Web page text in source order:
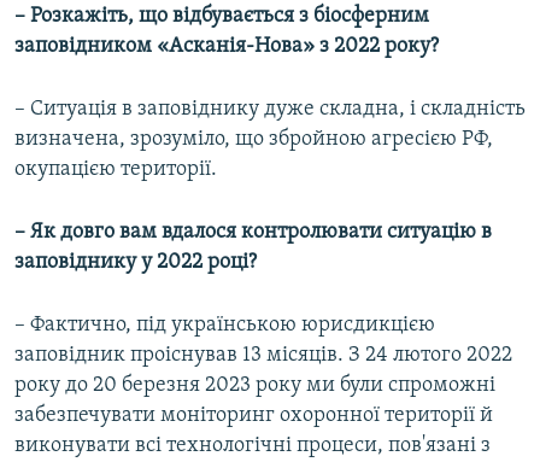
– Розкажіть, що відбувається з біосферним
заповідником «Асканія-Нова» з 2022 року?
– Ситуація в заповіднику дуже складна, і складність
визначена, зрозуміло, що збройною агресією РФ,
окупацією території.
– Як довго вам вдалося контролювати ситуацію в
заповіднику у 2022 році?
– Фактично, під українською юрисдикцією
заповідник проіснував 13 місяців. З 24 лютого 2022
року до 20 березня 2023 року ми були спроможні
забезпечувати моніторинг охоронної території й
виконувати всі технологічні процеси, пов'язані з